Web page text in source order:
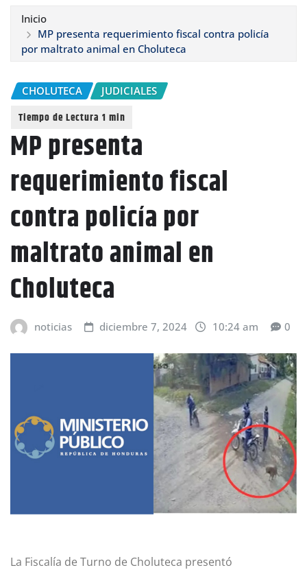
Inicio
MP presenta requerimiento fiscal contra policía
por maltrato animal en Choluteca
CHOLUTECA JUDICIALES
MP presenta
requerimiento fiscal
contra policía por
maltrato animal en
Choluteca
noticias diciembre 7, 2024 10:24 am 0
La Fiscalía de Turno de Choluteca presentó